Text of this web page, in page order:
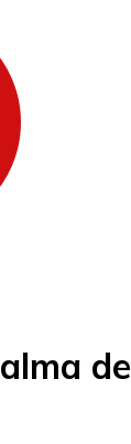
de